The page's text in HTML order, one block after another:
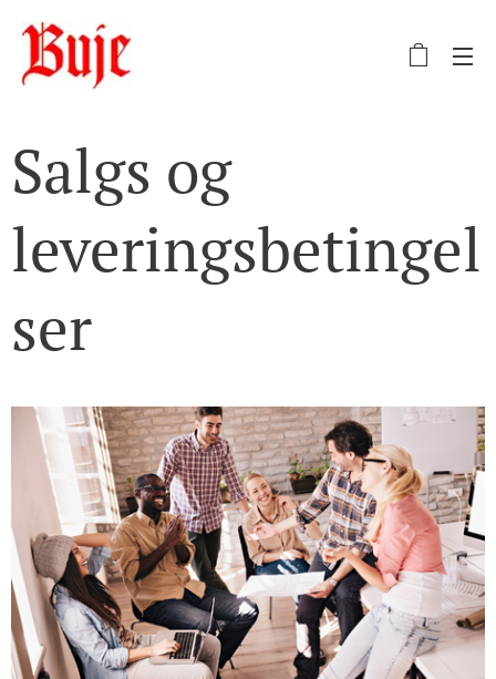
Salgs og
leveringsbetingel
ser